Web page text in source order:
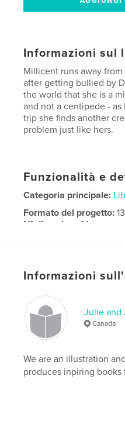
Informazioni sul
Millicent runs away
after getting bullied by
the world that she is a
and not a centipede - as
trip she finds another
problem just like hers.
Funzionalità e
Categoria principale:
Formato del progetto:
N° di pagine:
44
Informazioni
Julie and
Canada
We are an illustration
produces inpiring books